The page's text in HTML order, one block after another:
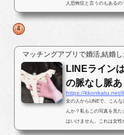
人恐怖症と言うのもある
で、そろそろ･･･と思いパ
マッチングアプリで婚活,結婚
LINEライン
の脈なし脈
https://kkonkatu.net/
女の人からLINEで、こん
んか？私もこの写真を見
はいけません。これは女性
写真です。最後まで結末を